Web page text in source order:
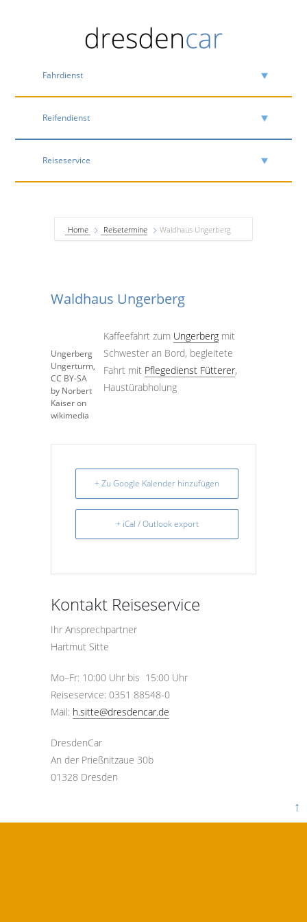
Fahrdienst
Reifendienst
Reiseservice
Home Reisetermine Waldhaus Ungerberg
Waldhaus Ungerberg
Ungerberg
Ungerturm,
CC BY-SA
by Norbert
Kaiser on
wikimedia
Kaffeefahrt zum Ungerberg mit
Schwester an Bord, begleitete
Fahrt mit Pflegedienst Fütterer,
Haustürabholung
+ Zu Google Kalender hinzufügen
+ iCal / Outlook export
Kontakt Reiseservice
Ihr Ansprechpartner
Hartmut Sitte
Mo–Fr: 10:00 Uhr bis 15:00 Uhr
Reiseservice: 0351 88548-0
Mail: h.sitte@dresdencar.de
DresdenCar
An der Prießnitzaue 30b
01328 Dresden
↑